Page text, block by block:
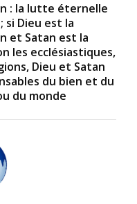
: la lutte éternelle
si Dieu est la
et Satan est la
les ecclésiastiques,
Dieu et Satan
du bien et du
du monde